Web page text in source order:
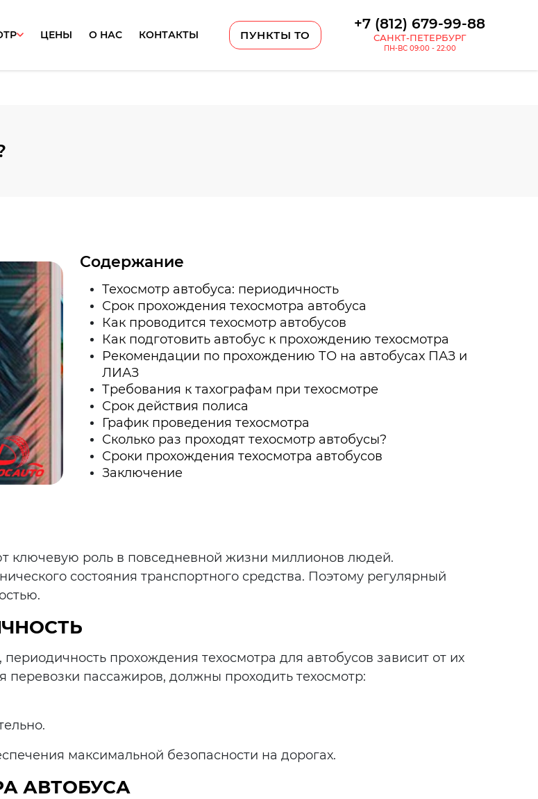
ЦЕНЫ О НАС КОНТАКТЫ ПУНКТЫ ТО
+7 (812) 679-99-88
САНКТ-ПЕТЕРБУРГ
ПН-ВС 09:00 - 22:00
Содержание
Техосмотр автобуса: периодичность
Срок прохождения техосмотра автобуса
Как проводится техосмотр автобусов
Как подготовить автобус к прохождению техосмотра
Рекомендации по прохождению ТО на автобусах ПАЗ и
ЛИАЗ
Требования к тахографам при техосмотре
Срок действия полиса
График проведения техосмотра
Сколько раз проходят техосмотр автобусы?
Сроки прохождения техосмотра автобусов
Заключение
ключевую роль в повседневной жизни миллионов людей.
состояния транспортного средства. Поэтому регулярный
прохождения техосмотра для автобусов зависит от их
перевозки пассажиров, должны проходить техосмотр:
максимальной безопасности на дорогах.
АВТОБУСА